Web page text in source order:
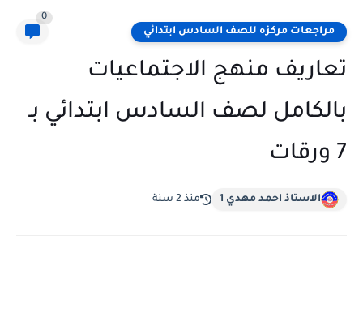
مراجعات مركزه للصف السادس ابتدائي
0
تعاريف منهج الاجتماعيات
بالكامل لصف السادس ابتدائي بـ
7 ورقات
الاستاذ احمد مهدي 1 منذ 2 سنة